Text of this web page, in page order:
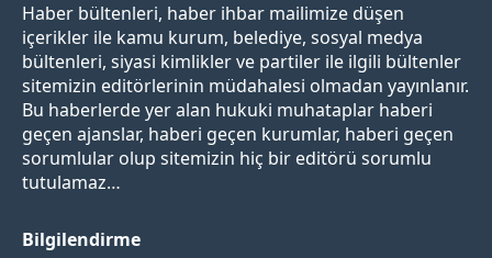
Haber bültenleri, haber ihbar mailimize düşen
içerikler ile kamu kurum, belediye, sosyal medya
bültenleri, siyasi kimlikler ve partiler ile ilgili bültenler
sitemizin editörlerinin müdahalesi olmadan yayınlanır.
Bu haberlerde yer alan hukuki muhataplar haberi
geçen ajanslar, haberi geçen kurumlar, haberi geçen
sorumlular olup sitemizin hiç bir editörü sorumlu
tutulamaz…
Bilgilendirme